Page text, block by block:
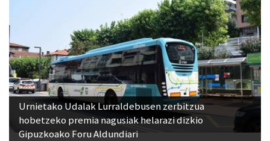
Urnietako Udalak Lurraldebusen zerbitzua
hobetzeko premia nagusiak helarazi dizkio
Gipuzkoako Foru Aldundiari